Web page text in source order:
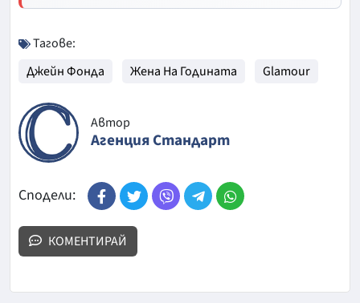
Тагове:
Джейн Фонда
Жена На Годината Glamour
Автор
Агенция Стандарт
Сподели:
КОМЕНТИРАЙ